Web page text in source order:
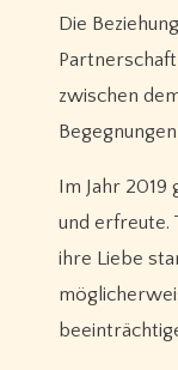
Die
zwischen
Im Jahr
und erfreute.
ihre Liebe